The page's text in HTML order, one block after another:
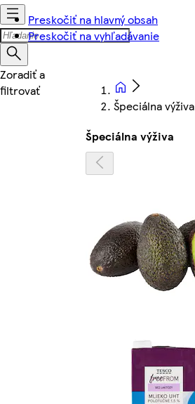
Preskočiť na hlavný obsah
Preskočiť na vyhľadávanie
Špeciálna výživa
Špeciálna výživa